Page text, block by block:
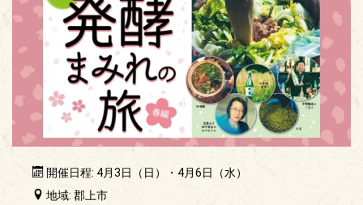
開催日程: 4月3日（日）・4月6日（水）
地域: 郡上市